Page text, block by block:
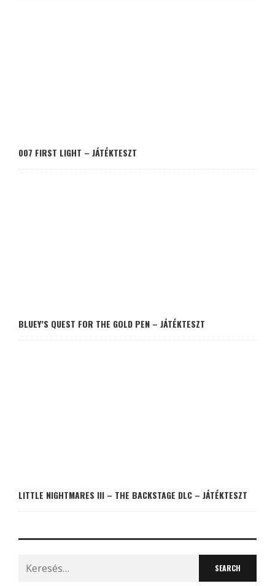
007 FIRST LIGHT – JÁTÉKTESZT
BLUEY’S QUEST FOR THE GOLD PEN – JÁTÉKTESZT
LITTLE NIGHTMARES III – THE BACKSTAGE DLC – JÁTÉKTESZT
Search
for: